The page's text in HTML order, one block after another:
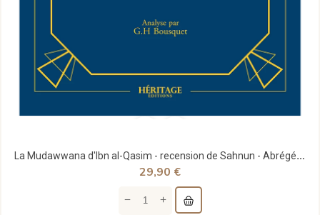
La Mudawwana d'Ibn al-Qasim - recension de Sahnun - Abrégé par G.H. Bousquet - Héritage
29,90 €